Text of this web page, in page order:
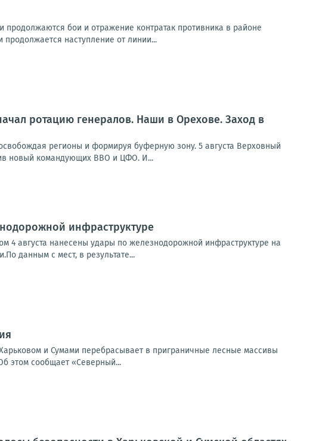
бои и отражение контратак противника в районе
наступление от линии...
ротацию генералов. Наши в Орехове. Заход в
регионы и формируя буферную зону. 5 августа Верховный
новый командующих ВВО и ЦФО. И...
инфраструктуре
4 августа нанесены удары по железнодорожной инфраструктуре на
данным с мест, в результате...
и Сумами перебрасывает в приграничные лесные массивы
этом сообщает «Северный...